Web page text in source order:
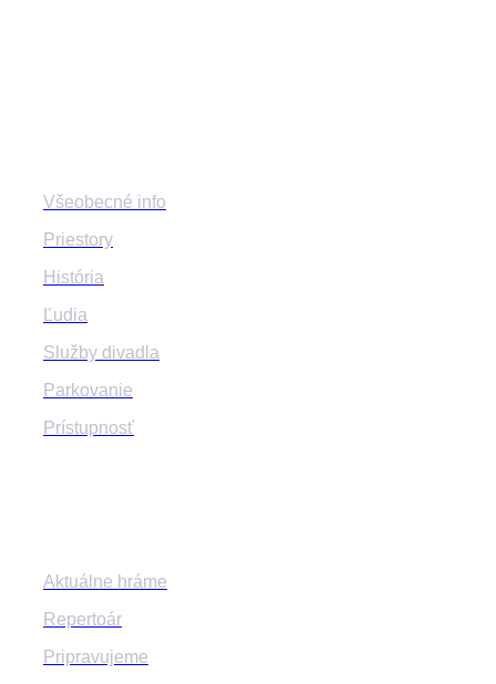
Všeobecné info
Priestory
História
Ľudia
Služby divadla
Parkovanie
Prístupnosť
Aktuálne hráme
Repertoár
Pripravujeme